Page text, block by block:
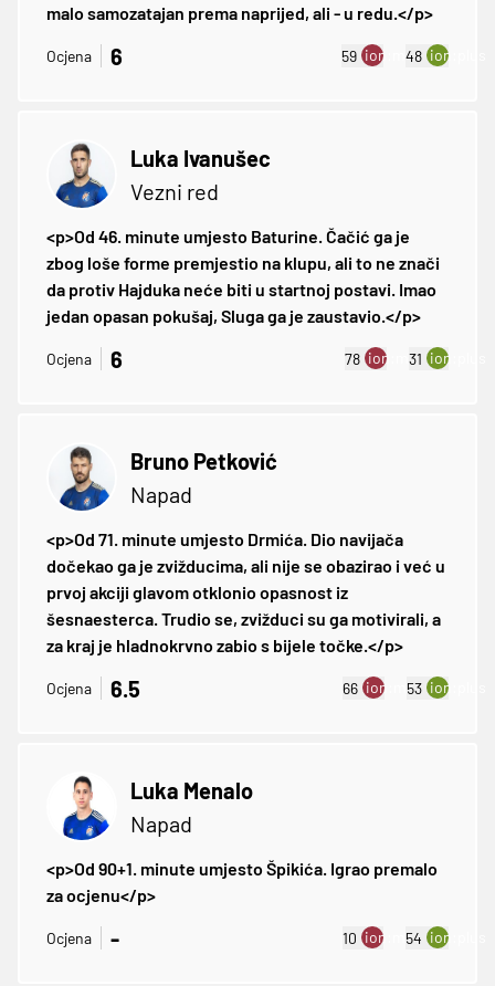
malo samozatajan prema naprijed, ali - u redu.</p>
Ocjena 6 59 ion:minus
48 ion:plus
Luka Ivanušec
Vezni red
<p>Od 46. minute umjesto Baturine. Čačić ga je
zbog loše forme premjestio na klupu, ali to ne znači
da protiv Hajduka neće biti u startnoj postavi. Imao
jedan opasan pokušaj, Sluga ga je zaustavio.</p>
Ocjena 6 78 ion:minus
31 ion:plus
Bruno Petković
Napad
<p>Od 71. minute umjesto Drmića. Dio navijača
dočekao ga je zvižducima, ali nije se obazirao i već u
prvoj akciji glavom otklonio opasnost iz
šesnaesterca. Trudio se, zvižduci su ga motivirali, a
za kraj je hladnokrvno zabio s bijele točke.</p>
Ocjena 6.5 66 ion:minus
53 ion:plus
Luka Menalo
Napad
<p>Od 90+1. minute umjesto Špikića. Igrao premalo
za ocjenu</p>
Ocjena - 10 ion:minus
54 ion:plus